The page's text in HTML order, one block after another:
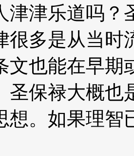
津津乐道吗？
很多是从当时
文也能在早期
圣保禄大概也
想。如果理智